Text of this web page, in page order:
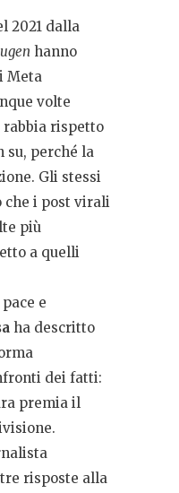
2021 dalla
hanno
Meta
volte
rabbia rispetto
su, perché la
Gli stessi
che i post virali
più
a quelli
e
ha descritto
dei fatti:
premia il
risposte alla